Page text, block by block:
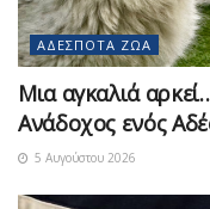
ΑΔΈΣΠΟΤΑ ΖΏΑ
Μια αγκαλιά
Ανάδοχος ενός
5 Αυγούστου 2026